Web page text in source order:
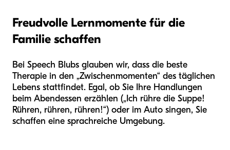
Freudvolle Lernmomente für die
Familie schaffen
Bei Speech Blubs glauben wir, dass die beste
Therapie in den „Zwischenmomenten“ des täglichen
Lebens stattfindet. Egal, ob Sie Ihre Handlungen
beim Abendessen erzählen („Ich rühre die Suppe!
Rühren, rühren, rühren!“) oder im Auto singen, Sie
schaffen eine sprachreiche Umgebung.